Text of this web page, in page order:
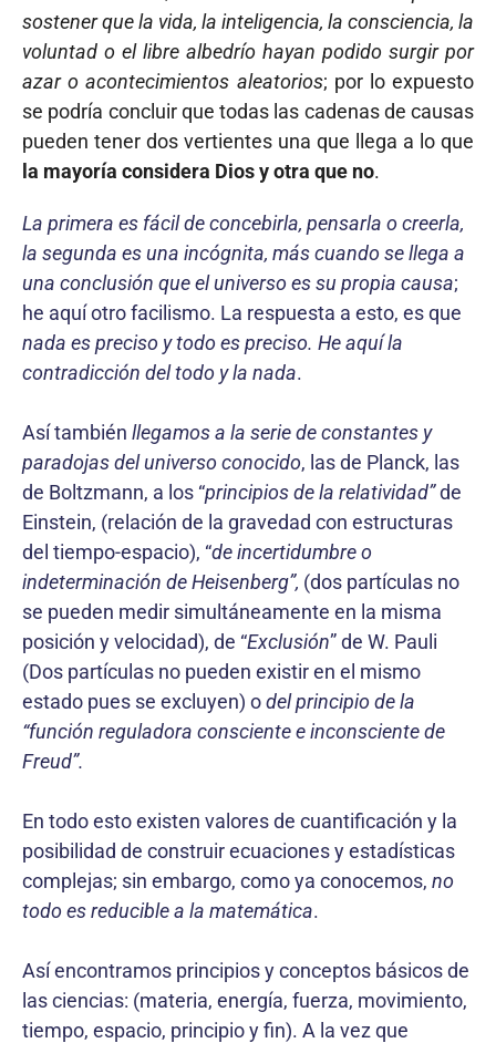
sostener que la vida, la inteligencia, la consciencia, la
voluntad o el libre albedrío hayan podido surgir por
azar o aconteci­mientos aleatorios; por lo expuesto
se podría concluir que todas las cadenas de causas
pueden tener dos vertientes una que llega a lo que
la mayoría considera Dios y otra que no.
La primera es fácil de concebirla, pensarla o creerla,
la segunda es una in­cógnita, más cuando se llega a
una conclusión que el universo es su propia causa;
he aquí otro facilismo. La respuesta a esto, es que
nada es preciso y todo es preciso. He aquí la
contradicción del todo y la nada.
Así también llegamos a la serie de constantes y
paradojas del universo conocido, las de Planck, las
de Boltzmann, a los “principios de la relatividad”de
Einstein, (relación de la gravedad con estructuras
del tiempo-espacio), “de incertidumbre o
indeterminación de Heisenberg”, (dos partículas no
se pueden medir simultáneamente en la misma
posición y velocidad), de “Exclusión” de W. Pauli
(Dos partículas no pueden existir en el mismo
estado pues se excluyen) odel principio de la
“función reguladora consciente e inconsciente de
Freud”.
En todo esto existen valores de cuantificación y la
posibilidad de construir ecuaciones y estadísticas
complejas; sin embargo, como ya conocemos, no
todo es reducible a la matemática.
Así encontramos principios y conceptos básicos de
las ciencias: (materia, energía, fuerza, movimiento,
tiempo, espacio, principio y fin). A la vez que